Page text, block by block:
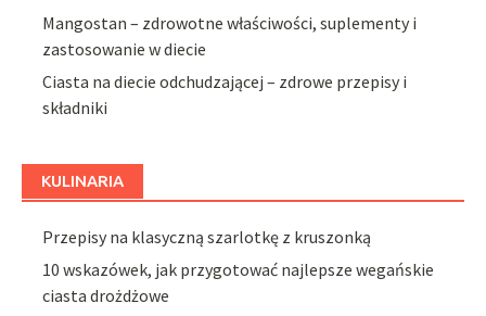
Mangostan – zdrowotne właściwości, suplementy i
zastosowanie w diecie
Ciasta na diecie odchudzającej – zdrowe przepisy i
składniki
KULINARIA
Przepisy na klasyczną szarlotkę z kruszonką
10 wskazówek, jak przygotować najlepsze wegańskie
ciasta drożdżowe